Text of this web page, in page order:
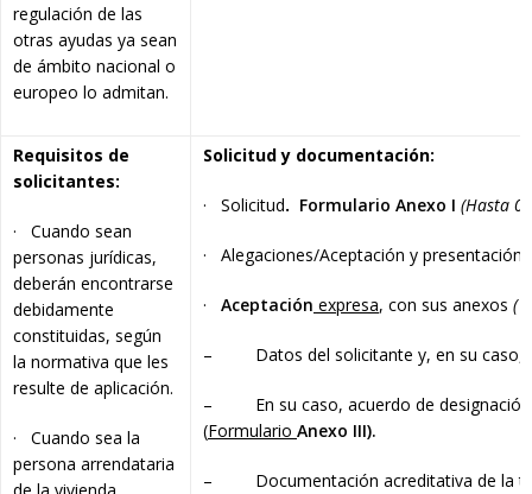
regulación de las
otras ayudas ya sean
de ámbito nacional o
europeo lo admitan.
Requisitos de
solicitantes:
· Cuando sean
personas jurídicas,
deberán encontrarse
debidamente
constituidas, según
la normativa que les
resulte de aplicación.
· Cuando sea la
persona arrendataria
Solicitud y documentación:
· Solicitud. Formulario Anexo I (Hasta
· Alegaciones/Aceptación y
· Aceptación expresa, con sus anexos
– Datos del solicitante y, en su caso,
– En su caso, acuerdo de designación
(Formulario Anexo III).
– Documentación acreditativa de la